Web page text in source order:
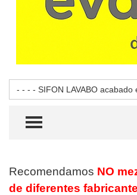
- - - - SIFON LAVABO
TOGGLE
Recomendamos NO
de diferentes